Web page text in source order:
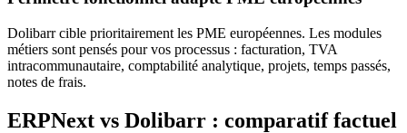
Dolibarr cible prioritairement les PME européennes. Les modules
métiers sont pensés pour vos processus : facturation, TVA
intracommunautaire, comptabilité analytique, projets, temps passés,
notes de frais.
ERPNext vs Dolibarr : comparatif factuel